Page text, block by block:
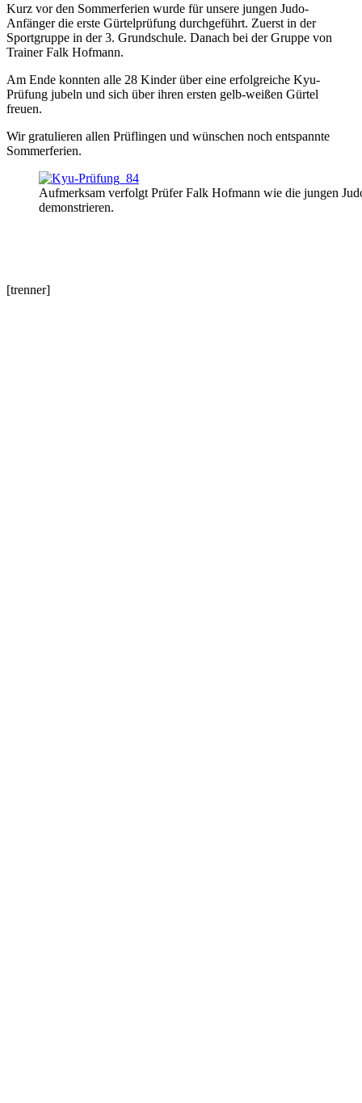
Kurz vor den Sommerferien wurde für unsere jungen Judo-
Anfänger die erste Gürtelprüfung durchgeführt. Zuerst in der
Sportgruppe in der 3. Grundschule. Danach bei der Gruppe von
Trainer Falk Hofmann.
Am Ende konnten alle 28 Kinder über eine erfolgreiche Kyu-
Prüfung jubeln und sich über ihren ersten gelb-weißen Gürtel
freuen.
Wir gratulieren allen Prüflingen und wünschen noch entspannte
Sommerferien.
Aufmerksam verfolgt Prüfer Falk Hofmann wie die jungen
demonstrieren.
[trenner]